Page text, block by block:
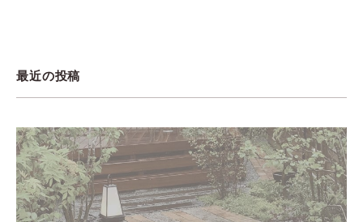
最近の投稿